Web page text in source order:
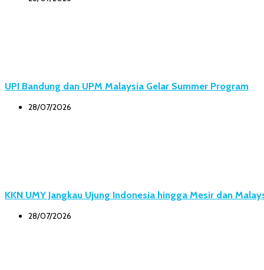
UPI Bandung dan UPM Malaysia Gelar Summer Program
28/07/2026
KKN UMY Jangkau Ujung Indonesia hingga Mesir dan
28/07/2026